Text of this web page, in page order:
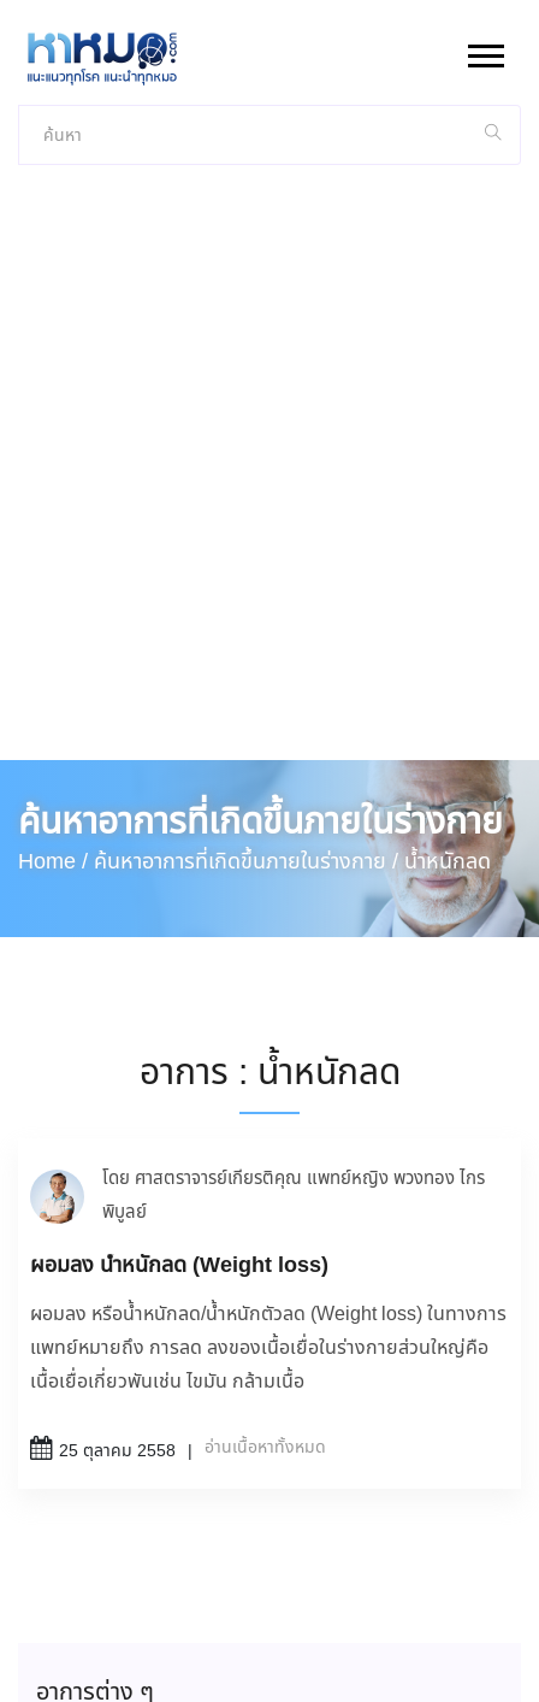
ค้นหาอาการที่เกิดขึ้นภายในร่างกาย
Home / ค้นหาอาการที่เกิดขึ้นภายในร่างกาย / น้ำหนักลด
อาการ : น้ำหนักลด
โดย ศาสตราจารย์เกียรติคุณ แพทย์หญิง พวงทอง ไกร
พิบูลย์
ผอมลง น้ำหนักลด (Weight loss)
ผอมลง หรือน้ำหนักลด/น้ำหนักตัวลด (Weight loss) ในทางการ
แพทย์หมายถึง การลด ลงของเนื้อเยื่อในร่างกายส่วนใหญ่คือ
เนื้อเยื่อเกี่ยวพันเช่น ไขมัน กล้ามเนื้อ
25 ตุลาคม 2558 อ่านเนื้อหาทั้งหมด
อาการต่าง ๆ